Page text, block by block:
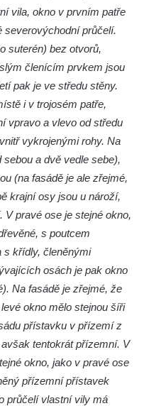
Novém
Boru
u
Metují
Lhotě
vila, okno v prvním patře
severovýchodní průčelí.
suterén) bez otvorů,
členícím prvkem jsou
pak je ve středu stěny.
i v trojosém patře,
vpravo a vlevo od středu
vykrojenými rohy. Na
a dvě vedle sebe),
(na fasádě je ale zřejmé,
krajní osy jsou u nároží,
pravé ose je stejné okno,
s poutcem
s křídly, členěnými
osách je pak okno
Na fasádě je zřejmé, že
okno mělo stejnou šíři
přístavku v přízemí z
tentokrát přízemní. V
okno, jako v pravé ose
přízemní přístavek
průčelí vlastní vily má